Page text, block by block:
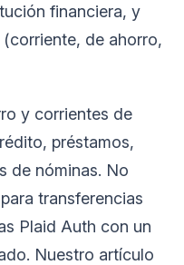
financiera, y
de ahorro,
y corrientes de
préstamos,
de nóminas. No
transferencias
Plaid Auth con un
Nuestro artículo